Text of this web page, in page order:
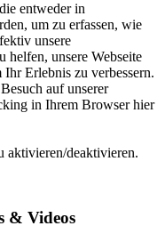
entweder in
um zu erfassen, wie
unsere
helfen, unsere Webseite
Erlebnis zu verbessern.
auf unserer
in Ihrem Browser hier
aktivieren/deaktivieren.
& Videos